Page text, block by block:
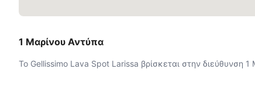
1 Μαρίνου Αντύπα
Το Gellissimo Lava Spot Larissa βρίσκεται στην διεύθυνση